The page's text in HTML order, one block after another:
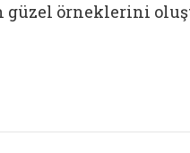
örneklerini